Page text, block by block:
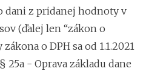
dani z pridanej hodnoty v
(ďalej len “zákon o
o DPH sa od 1.1.2021
25a - Oprava základu dane